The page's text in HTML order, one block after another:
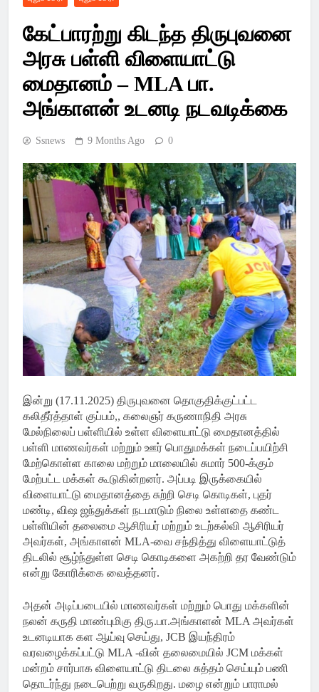
News, India News,
World News –
SSsnews
கேட்பாரற்று கிடந்த திருபுவனை
அரசு பள்ளி விளையாட்டு
மைதானம் – MLA பா.
அங்காளன் உடனடி நடவடிக்கை
Ssnews 9 Months Ago 0
இன்று (17.11.2025) திருபுவனை தொகுதிக்குட்பட்ட
கலிதீர்த்தாள் குப்பம்,, கலைஞர் கருணாநிதி அரசு
மேல்நிலைப் பள்ளியில் உள்ள விளையாட்டு மைதானத்தில்
பள்ளி மாணவர்கள் மற்றும் ஊர் பொதுமக்கள் நடைப்பயிற்சி
மேற்கொள்ள காலை மற்றும் மாலையில் சுமார் 500-க்கும்
மேற்பட்ட மக்கள் கூடுகின்றனர். அப்படி இருக்கையில்
விளையாட்டு மைதானத்தை சுற்றி செடி கொடிகள், புதர்
மண்டி, விஷ ஜந்துக்கள் நடமாடும் நிலை உள்ளதை கண்ட
பள்ளியின் தலைமை ஆசிரியர் மற்றும் உடற்கல்வி ஆசிரியர்
அவர்கள், அங்காளன் MLA-வை சந்தித்து விளையாட்டுத்
திடலில் சூழ்ந்துள்ள செடி கொடிகளை அகற்றி தர வேண்டும்
என்று கோரிக்கை வைத்தனர்.
அதன் அடிப்படையில் மாணவர்கள் மற்றும் பொது மக்களின்
நலன் கருதி மாண்புமிகு திரு.பா.அங்காளன் MLA அவர்கள்
உடனடியாக கள ஆய்வு செய்து, JCB இயந்திரம்
வரவழைக்கப்பட்டு MLA -வின் தலைமையில் JCM மக்கள்
மன்றம் சார்பாக விளையாட்டு திடலை சுத்தம் செய்யும் பணி
தொடர்ந்து நடைபெற்று வருகிறது. மழை என்றும் பாராமல்